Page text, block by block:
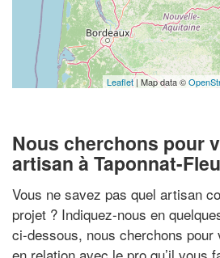
Leaflet| Map data ©
Nous cherchons pour
artisan à Taponnat-
Vous ne savez pas quel artisan
projet ? Indiquez-nous en
ci-dessous, nous cherchons
en relation avec le pro qu’il vous